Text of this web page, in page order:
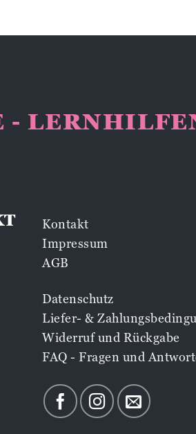
-
Kontakt
Impressum
AGB
Datenschutz
Liefer- &
Widerruf und Rückgabe
FAQ - Fragen und